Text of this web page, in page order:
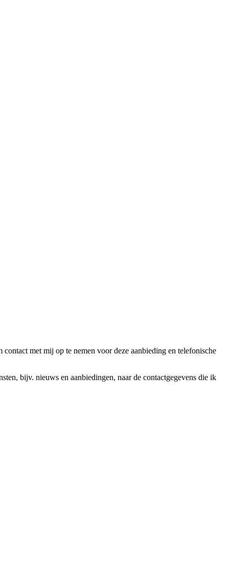
met mij op te nemen voor deze aanbieding en telefonische
bijv. nieuws en aanbiedingen, naar de contactgegevens die ik